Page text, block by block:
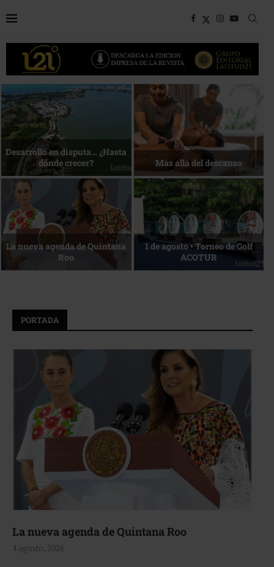
Bottega, un viaje servido a la
mesa
Energía que Impulsa la
competitividad
Reconocimiento de viajeros La esencia del servicio
PORTADA
La nueva agenda de Quintana Roo
4 agosto, 2026